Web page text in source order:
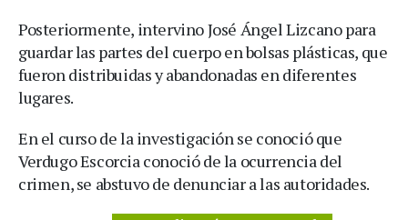
Posteriormente, intervino José Ángel Lizcano para
guardar las partes del cuerpo en bolsas plásticas, que
fueron distribuidas y abandonadas en diferentes
lugares.
En el curso de la investigación se conoció que
Verdugo Escorcia conoció de la ocurrencia del
crimen, se abstuvo de denunciar a las autoridades.